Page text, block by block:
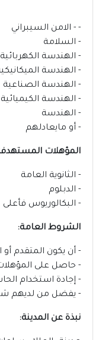
- - ⁠الامن السيبراني
- ⁠السلامة
- ⁠الهندسة الكهربائية
- ⁠الهندسة
- ⁠الهندسة الصناعية
- ⁠الهندسة الكيميائية
- ⁠الهندسة
- ⁠أو مايعادلهم
المؤهلات
- الثانوية العامة
- الدبلوم
- البكالوريوس فأعلى
الشروط العامة:
- أن يكون المتقدم
- حاصل على
- إجادة استخدام
- يفضل من لديهم
نبذة عن المدينة: